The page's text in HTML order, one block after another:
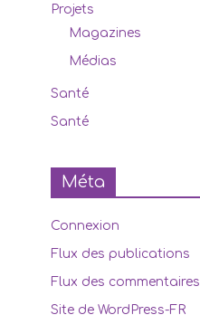
Projets
Magazines
Médias
Santé
Santé
Méta
Connexion
Flux des publications
Flux des commentaires
Site de WordPress-FR